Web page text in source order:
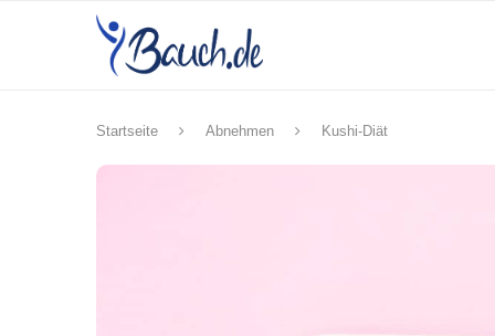
Startseite Abnehmen Kushi-Diät